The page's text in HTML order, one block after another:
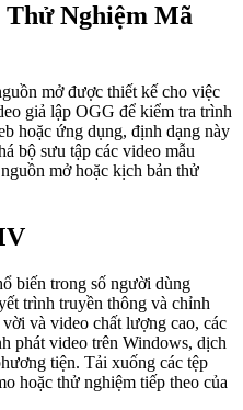
Nghiệm Mã
mở được thiết kế cho việc
giả lập OGG để kiểm tra trình
hoặc ứng dụng, định dạng này
bộ sưu tập các video mẫu
mở hoặc kịch bản thử
biến trong số người dùng
trình truyền thông và chỉnh
và video chất lượng cao, các
phát video trên Windows, dịch
tiện. Tải xuống các tệp
hoặc thử nghiệm tiếp theo của